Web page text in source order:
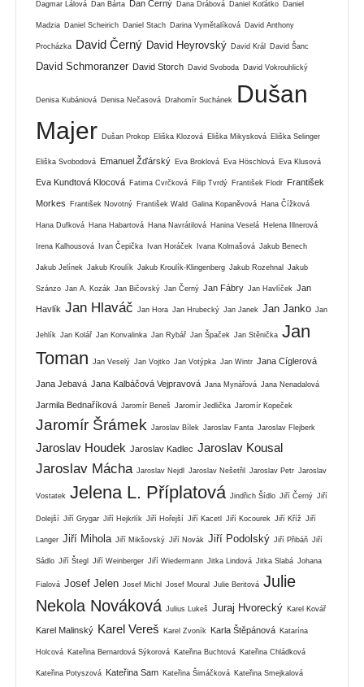
Dagmar Lálová Dan Bárta Dan Černý Dana Drábová Daniel Koťátko Daniel
Madzia Daniel Scheirich Daniel Stach Darina Vymětalíková David Anthony
Procházka David Černý David Heyrovský David Král David Šanc
David Schmoranzer David Storch David Svoboda David Vokrouhlický
Denisa Kubániová Denisa Nečasová Drahomír Suchánek
Dušan
Majer Dušan Prokop Eliška Klozová Eliška Mikysková Eliška Selinger
Eliška Svobodová Emanuel Žďárský Eva Broklová Eva Höschlová Eva Klusová
Eva Kundtová Klocová Fatima Cvrčková Filip Tvrdý František Flodr František
Morkes František Novotný František Wald Galina Kopaněvová Hana Čížková
Hana Dufková Hana Habartová Hana Navrátilová Hanina Veselá Helena Illnerová
Irena Kalhousová Ivan Čepička Ivan Horáček Ivana Kolmašová Jakub Benech
Jakub Jelínek Jakub Kroulík Jakub Kroulík-Klingenberg Jakub Rozehnal Jakub
Szánzo Jan A. Kozák Jan Bičovský Jan Černý Jan Fábry Jan Havlíček Jan
Havlík Jan Hlaváč Jan Hora Jan Hrubecký Jan Janek Jan Janko Jan
Jehlík Jan Kolář Jan Konvalinka Jan Rybář Jan Špaček Jan Stěnička Jan
Toman
Jan Veselý Jan Vojtko Jan Votýpka Jan Wintr Jana Cíglerová
Jana Jebavá Jana Kalbáčová Vejpravová Jana Mynářová Jana Nenadalová
Jarmila Bednaříková Jaromír Beneš Jaromír Jedlička Jaromír Kopeček
Jaromír Šrámek Jaroslav Bílek Jaroslav Fanta Jaroslav Flejberk
Jaroslav Houdek Jaroslav Kadlec Jaroslav Kousal
Jaroslav Mácha Jaroslav Nejdl Jaroslav Nešetřil Jaroslav Petr Jaroslav
Vostatek Jelena L. Příplatová Jindřich Šídlo Jiří Černý Jiří
Dolejší Jiří Grygar Jiří Hejkrlík Jiří Hořejší Jiří Kacetl Jiří Kocourek Jiří Kříž Jiří
Langer Jiří Mihola Jiří Mikšovský Jiří Novák Jiří Podolský Jiří Přibáň Jiří
Sádlo Jiří Štegl Jiří Weinberger Jiří Wiedermann Jitka Lindová Jitka Slabá Johana
Fialová Josef Jelen Josef Michl Josef Moural Julie Beritová Julie
Nekola Nováková Julius Lukeš Juraj Hvorecký Karel Kovář
Karel Malinský Karel Vereš Karel Zvoník Karla Štěpánová Katarína
Holcová Kateřina Bernardová Sýkorová Kateřina Buchtová Kateřina Chládková
Kateřina Potyszová Kateřina Sam Kateřina Šimáčková Kateřina Smejkalová